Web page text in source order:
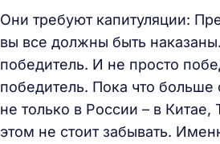
Они требуют капитуляции:
вы все должны быть
победитель. И не просто
победитель. Пока что
не только в России – в
этом не стоит забывать.